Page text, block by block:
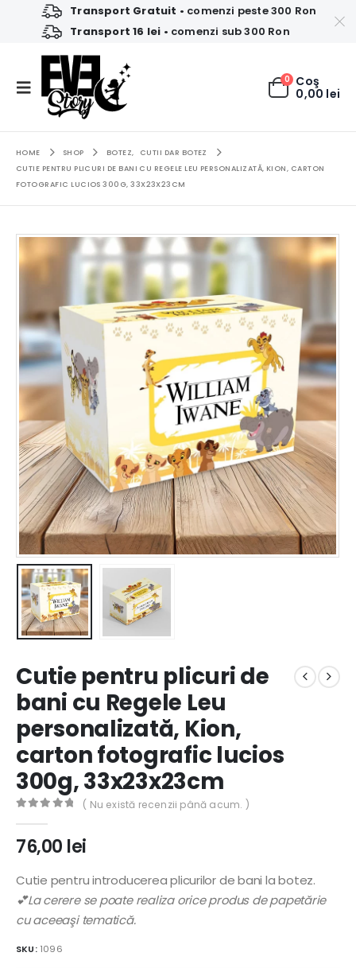
Transport Gratuit • comenzi peste 300 Ron
Transport 16 lei • comenzi sub 300 Ron
0 Coş
0,00 lei
HOME SHOP BOTEZ,
CUTII DAR BOTEZ
CUTIE PENTRU PLICURI DE BANI CU REGELE LEU PERSONALIZATĂ, KION, CARTON
FOTOGRAFIC LUCIOS 300G, 33X23X23CM
Cutie pentru plicuri de
bani cu Regele Leu
personalizată, Kion,
carton fotografic lucios
300g, 33x23x23cm
( Nu există recenzii până acum. )
76,00 lei
Cutie pentru introducerea plicurilor de bani la botez.
💕La cerere se poate realiza orice produs de papetărie
cu aceeaşi tematică.
SKU: 1096